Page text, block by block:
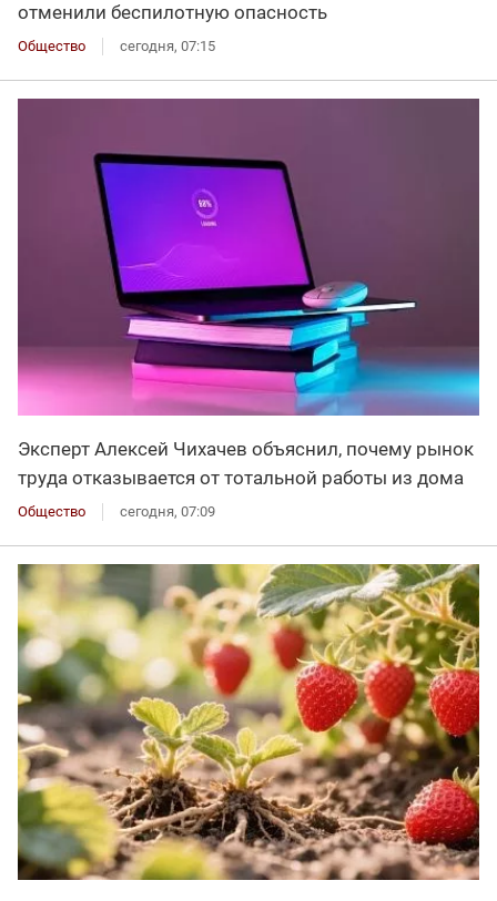
отменили беспилотную опасность
Общество сегодня, 07:15
Эксперт Алексей Чихачев объяснил, почему рынок
труда отказывается от тотальной работы из дома
Общество сегодня, 07:09